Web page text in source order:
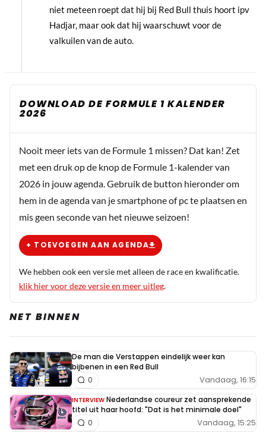
niet meteen roept dat hij bij Red Bull thuis hoort ipv
Hadjar, maar ook dat hij waarschuwt voor de
valkuilen van de auto.
DOWNLOAD DE FORMULE 1 KALENDER
2026
Nooit meer iets van de Formule 1 missen? Dat kan! Zet
met een druk op de knop de Formule 1-kalender van
2026 in jouw agenda. Gebruik de button hieronder om
hem in de agenda van je smartphone of pc te plaatsen en
mis geen seconde van het nieuwe seizoen!
+ TOEVOEGEN AAN AGENDA
We hebben ook een versie met alleen de race en kwalificatie.
klik hier voor deze versie en meer uitleg.
NET BINNEN
De man die Verstappen eindelijk weer kan
bijbenen in een Red Bull
Vandaag, 16:15
0
INTERVIEW Nederlandse coureur zet aansprekende
titel uit haar hoofd: "Dat is het minimale doel"
Vandaag, 15:25
0